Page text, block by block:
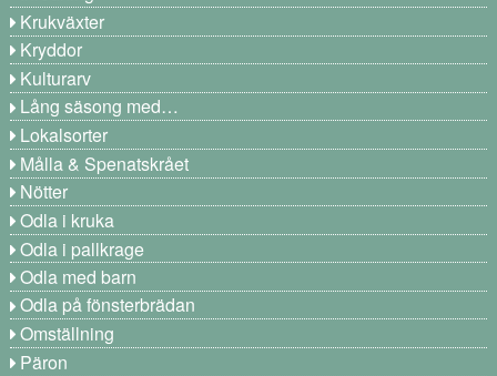
Krukväxter
Kryddor
Kulturarv
Lång säsong med…
Lokalsorter
Målla & Spenatskrået
Nötter
Odla i kruka
Odla i pallkrage
Odla med barn
Odla på fönsterbrädan
Omställning
Päron